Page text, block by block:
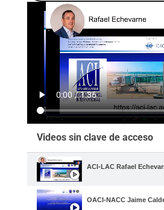
Videos sin clave de acceso
ACI-LAC Rafael
OACI-NACC Jaime